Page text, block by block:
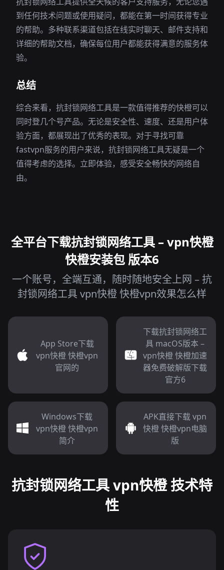
到任何技术问题或使用疑问，都能在第一时间获得专业
的帮助。多种联系渠道包括在线实时聊天、邮件支持和
详细的帮助文档，确保每位用户都能获得满意的服务体
验。
总结
综合来看，抗封锁网络工具是一款值得推荐的快橙可以
同时登几个号产品。无论是安全性、速度、还是用户体
验方面，都展现出了优秀的表现。对于寻找可靠
fastvpn服务的用户来说，抗封锁网络工具无疑是一个
值得考虑的选择。立即体验，感受安全畅快的网络自
由。
全平台下载抗封锁网络工具 – vpn快橙
快橙安装包 版本6
一个账号，全端互通，随时随地安全上网 – 抗
封锁网络工具 vpn快橙 快橙vpn效果怎么样
App Store下载
vpn快橙 快橙vpn
官网的
下载抗封锁网络工
具 macOS版本 –
vpn快橙 快橙加速
器免费破解版下载
官方6
Windows下载
vpn快橙 快橙vpn
简介
APK直接下载 vpn
快橙 快橙vpn电脑
版
抗封锁网络工具 vpn快橙 技术特
性